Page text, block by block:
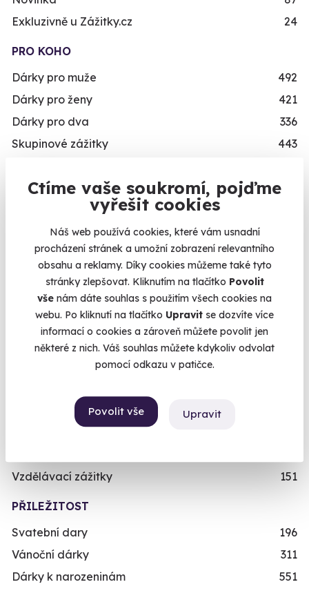
Ctíme vaše soukromí, pojďme
vyřešit cookies
Náš web používá cookies, které vám usnadní
procházení stránek a umožní zobrazení relevantního
obsahu a reklamy. Díky cookies můžeme také tyto
stránky zlepšovat. Kliknutím na tlačítko Povolit
vše nám dáte souhlas s použitím všech cookies na
webu. Po kliknutí na tlačítko Upravit se dozvíte více
informací o cookies a zároveň můžete povolit jen
některé z nich. Váš souhlas můžete kdykoliv odvolat
pomocí odkazu v patičce.
Povolit vše Upravit
Exkluzivně u Zážitky.cz
24
PRO KOHO
Dárky pro muže
492
Dárky pro ženy
421
Dárky pro dva
336
Skupinové zážitky
443
Nejprodávanější dárky pro muže
Zážitky pro děti
Mladý muž/mladá žena
Teenager/Teenagerka
Třicátník/třicátnice
Ještě není v důchodu/V nejlepších letech
Dědeček/babička
Vzdělávací zážitky
151
PŘILEŽITOST
Svatební dary
196
Vánoční dárky
311
Dárky k narozeninám
551